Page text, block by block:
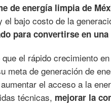
de energía limpia de
el bajo costo de la
para convertirse en
el rápido crecimiento
meta de generación de
el acceso a la
técnicas, mejorar la